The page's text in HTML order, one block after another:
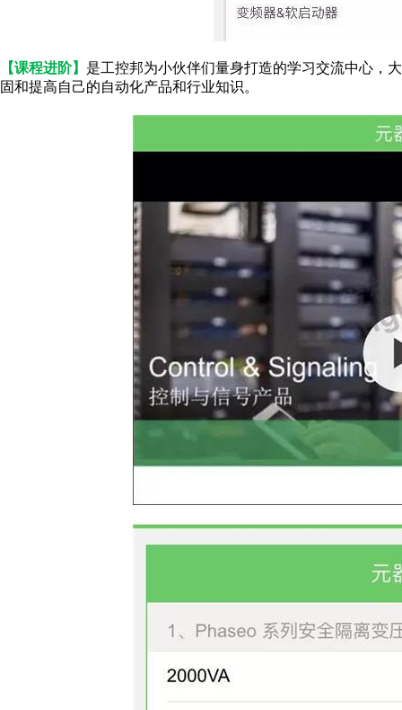
【课程进阶】 是工控邦为小伙伴们量身打造的学习交流中心，
固和提高自己的自动化产品和行业知识。